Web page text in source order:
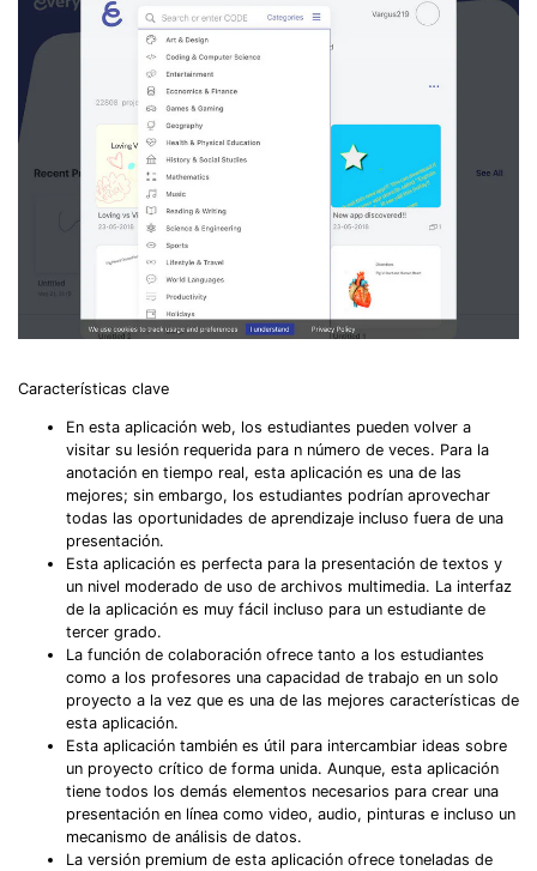
Características clave
En esta aplicación web, los estudiantes pueden volver a
visitar su lesión requerida para n número de veces. Para la
anotación en tiempo real, esta aplicación es una de las
mejores; sin embargo, los estudiantes podrían aprovechar
todas las oportunidades de aprendizaje incluso fuera de una
presentación.
Esta aplicación es perfecta para la presentación de textos y
un nivel moderado de uso de archivos multimedia. La interfaz
de la aplicación es muy fácil incluso para un estudiante de
tercer grado.
La función de colaboración ofrece tanto a los estudiantes
como a los profesores una capacidad de trabajo en un solo
proyecto a la vez que es una de las mejores características de
esta aplicación.
Esta aplicación también es útil para intercambiar ideas sobre
un proyecto crítico de forma unida. Aunque, esta aplicación
tiene todos los demás elementos necesarios para crear una
presentación en línea como video, audio, pinturas e incluso un
mecanismo de análisis de datos.
La versión premium de esta aplicación ofrece toneladas de